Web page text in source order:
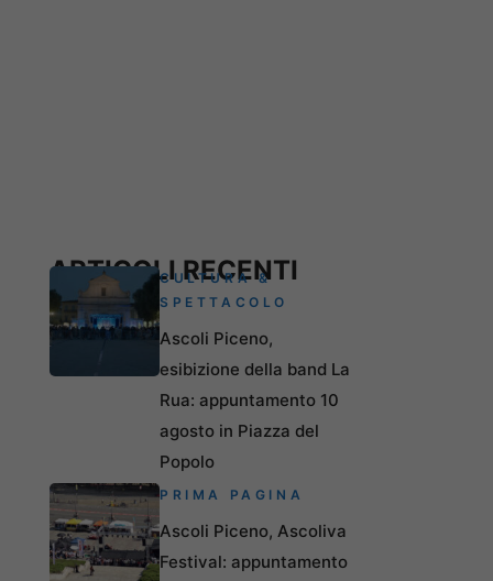
ARTICOLI RECENTI
CULTURA &
SPETTACOLO
Ascoli Piceno,
esibizione della band La
Rua: appuntamento 10
agosto in Piazza del
Popolo
PRIMA PAGINA
Ascoli Piceno, Ascoliva
Festival: appuntamento